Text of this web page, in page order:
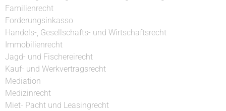
Familienrecht
Forderungsinkasso
Handels-, Gesellschafts- und Wirtschaftsrecht
Immobilienrecht
Jagd- und Fischereirecht
Kauf- und Werkvertragsrecht
Mediation
Medizinrecht
Miet- Pacht und Leasingrecht